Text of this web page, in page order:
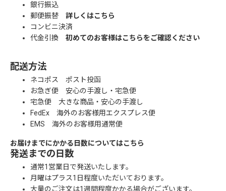
銀行振込
郵便振替 詳しくはこちら
コンビニ決済
代金引換 初めてのお客様はこちらをご確認ください
配送方法
ネコポス ポスト投函
お急ぎ便 安心の手渡し・宅急便
宅急便 大きな商品・安心の手渡し
FedEx 海外のお客様用エクスプレス便
EMS 海外のお客様用通常便
お届けまでにかかる日数についてはこちら
発送までの日数
通常1営業日で発送いたします。
月曜はプラス1日程度いただいております。
大量のご注文は1週間程度かかる場合がございます。